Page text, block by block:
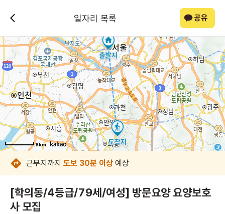
일자리 목록 공유
8km
8km
8km
8km
8km
8km
8km
8km
근무지까지 도보 30분 이상 예상
[학의동/4등급/79세/여성] 방문요양 요양보호
사 모집